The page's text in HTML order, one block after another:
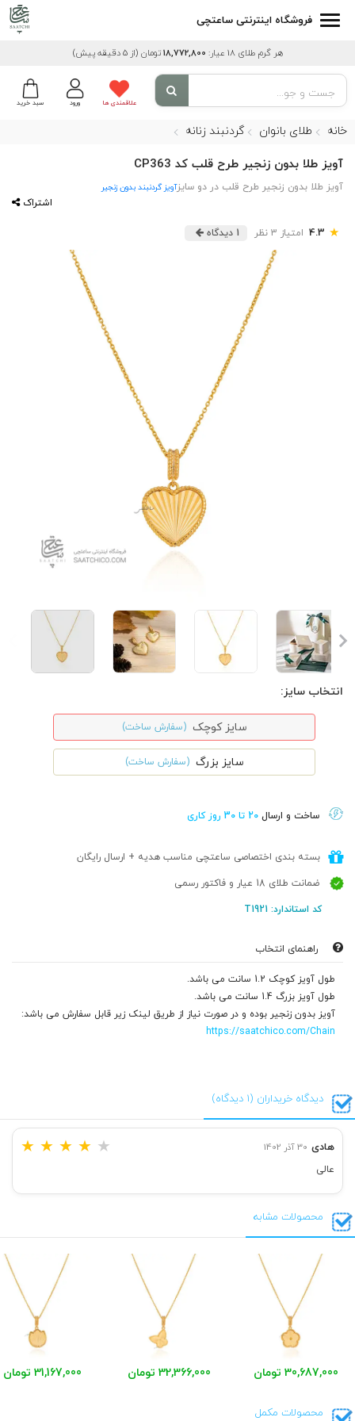
فروشگاه اینترنتی ساعتچی
هر گرم طلای 18 عیار: 18,772,800تومان (از 5 دقیقه پیش)
سبد خرید ورود علاقمندی ها
خانه طلای بانوان گردنبند زنانه
آویز طلا بدون زنجیر طرح قلب کد CP363
آویز طلا بدون زنجیر طرح قلب در دو سایزآویز گردنبند بدون زنجیر
اشتراک
★
4.3 امتیاز 3 نظر 1 دیدگاه
انتخاب سایز:
سایز کوچک (سفارش ساخت)
سایز بزرگ (سفارش ساخت)
ساخت و ارسال 20 تا 30 روز کاری
بسته بندی اختصاصی ساعتچی مناسب هدیه + ارسال رایگان
ضمانت طلای 18 عیار و فاکتور رسمی
کد استاندارد: T1921
راهنمای انتخاب
طول آویز کوچک 1.2 سانت می باشد.
طول آویز بزرگ 1.4 سانت می باشد.
آویز بدون زنجیر بوده و در صورت نیاز از طریق لینک زیر قابل سفارش می باشد:
https://saatchico.com/Chain
دیدگاه خریداران (1 دیدگاه)
هادی 30 آذر 1402 ★ ★ ★ ★ ★
عالی
محصولات مشابه
30,687,000 تومان 32,366,000 تومان 31,167,000 تومان
محصولات مکمل